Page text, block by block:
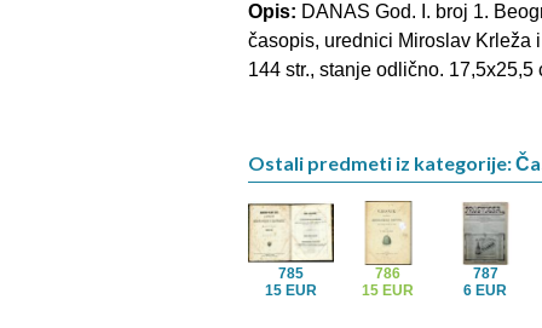
Opis: DANAS God. I. broj 1.
časopis, urednici Miroslav Krleža
144 str., stanje odlično. 17,5x25,5
Ostali predmeti iz kategorije:
785
15 EUR
786
15 EUR
787
6 EUR